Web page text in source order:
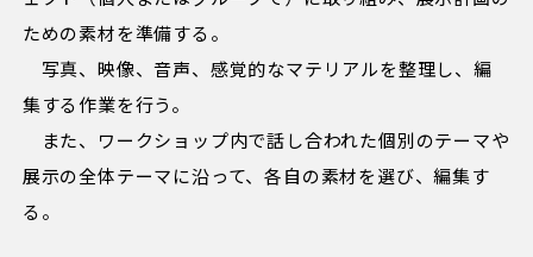
ための素材を準備する。
写真、映像、音声、感覚的なマテリアルを整理し、編
集する作業を行う。
また、ワークショップ内で話し合われた個別のテーマや
展示の全体テーマに沿って、各自の素材を選び、編集す
る。